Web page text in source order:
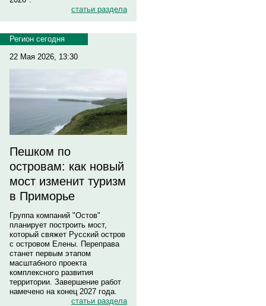
статьи раздела
Регион сегодня
22 Мая 2026, 13:30
Пешком по
островам: как новый
мост изменит туризм
в Приморье
Группа компаний "Остов"
планирует построить мост,
который свяжет Русский остров
с островом Елены. Переправа
станет первым этапом
масштабного проекта
комплексного развития
территории. Завершение работ
намечено на конец 2027 года.
статьи раздела